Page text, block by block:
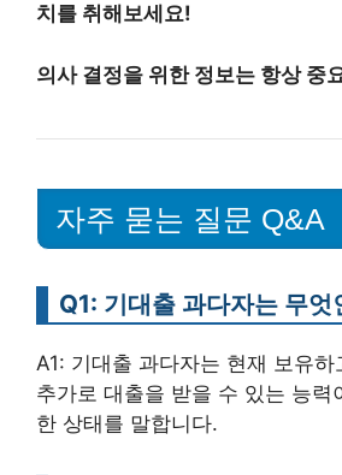
치를 취해보세요!
의사 결정을 위한 정보는 항상 중
자주 묻는 질문 Q&A
Q1: 기대출 과다자는 무엇
A1: 기대출 과다자는 현재 보유
추가로 대출을 받을 수 있는 능력
한 상태를 말합니다.